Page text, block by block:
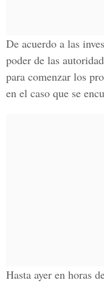
De acuerdo a las
poder de las
para comenzar los
en el caso que se
Hasta ayer en horas